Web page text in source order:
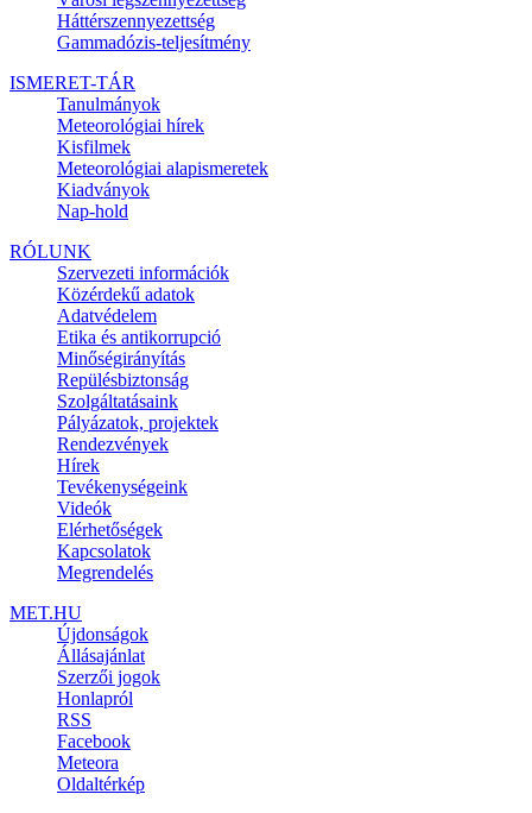
Háttérszennyezettség
Gammadózis-teljesítmény
ISMERET-TÁR
Tanulmányok
Meteorológiai hírek
Kisfilmek
Meteorológiai alapismeretek
Kiadványok
Nap-hold
RÓLUNK
Szervezeti információk
Közérdekű adatok
Adatvédelem
Etika és antikorrupció
Minőségirányítás
Repülésbiztonság
Szolgáltatásaink
Pályázatok, projektek
Rendezvények
Hírek
Tevékenységeink
Videók
Elérhetőségek
Kapcsolatok
Megrendelés
MET.HU
Újdonságok
Állásajánlat
Szerzői jogok
Honlapról
RSS
Facebook
Meteora
Oldaltérkép